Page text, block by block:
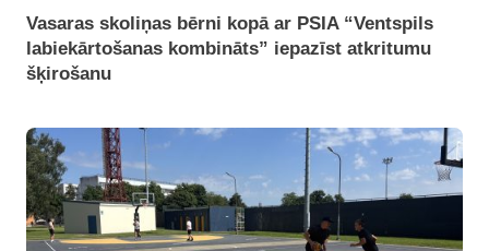
Vasaras skoliņas bērni kopā ar PSIA “Ventspils
labiekārtošanas kombināts” iepazīst atkritumu
šķirošanu